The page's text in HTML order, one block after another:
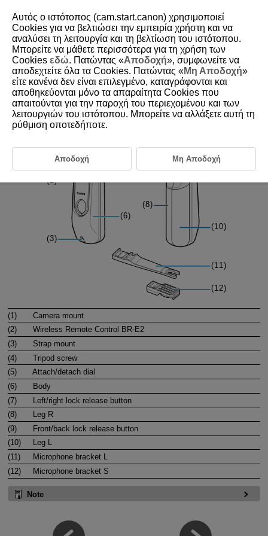
D412-006
Part Names
(1)
Camera mount
(2)
Wireless Remote Control BR-E2
(3)
Strap mount
(4)
Tripod screw
(5)
Attach/detach dial
(6)
Body
(7)
Left/right lock release button
(8)
Leg R
(9)
Front/back lock release button
(10)
Leg L
(11)
Microphone bracket L
(12)
Microphone bracket S
Note
Αυτός ο ιστότοπος (cam.start.canon) χρησιμοποιεί
Cookies για να βελτιώσει την εμπειρία χρήστη και να
αναλύσει τη λειτουργία και τη βελτίωση του ιστότοπου.
Μπορείτε να μάθετε περισσότερα για τη χρήση των
Cookies εδώ. Πατώντας «Αποδοχή», συμφωνείτε να
αποδεχτείτε όλα τα Cookies. Πατώντας «Μη Αποδοχή»
είτε κανένα δεν είναι επιλεγμένο, καταγράφονται και
αποθηκεύονται μόνο τα απαραίτητα Cookies που
απαιτούνται για την παροχή του περιεχομένου και των
λειτουργιών του ιστότοπου. Μπορείτε να αλλάξετε αυτή τη
ρύθμιση οποτεδήποτε.
Αποδοχή Μη Αποδοχή